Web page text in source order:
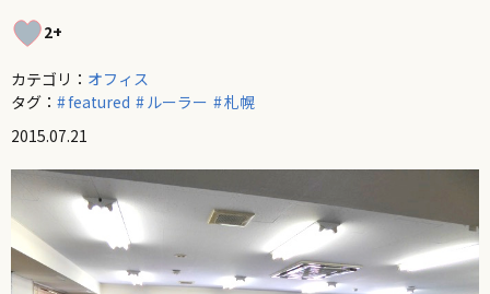
2+
カテゴリ： オフィス
タグ：
featured ルーラー
札幌
2015.07.21